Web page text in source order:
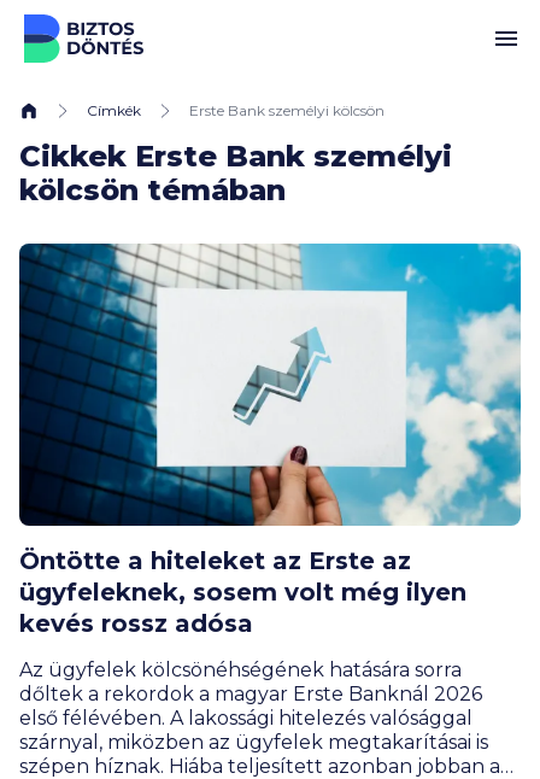
Ugrás a tartalomhoz
Címkék Erste Bank személyi kölcsön
Cikkek Erste Bank személyi
kölcsön témában
Öntötte a hiteleket az Erste az
ügyfeleknek, sosem volt még ilyen
kevés rossz adósa
Az ügyfelek kölcsönéhségének hatására sorra
dőltek a rekordok a magyar Erste Banknál 2026
első félévében. A lakossági hitelezés valósággal
szárnyal, miközben az ügyfelek megtakarításai is
szépen híznak. Hiába teljesített azonban jobban a